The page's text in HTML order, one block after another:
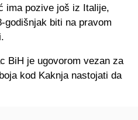
ima pozive još iz Italije,
godišnjak biti na pravom
BiH je ugovorom vezan za
kod Kaknja nastojati da